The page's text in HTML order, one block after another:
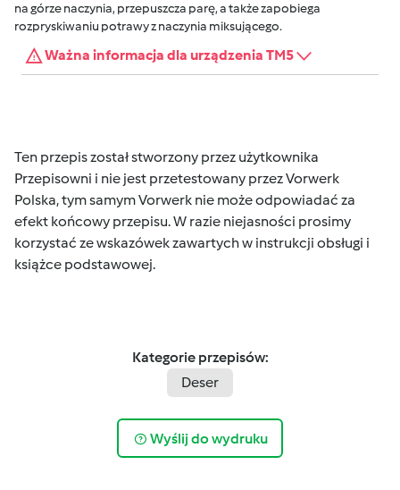
na górze naczynia, przepuszcza parę, a także zapobiega
rozpryskiwaniu potrawy z naczynia miksującego.
Ważna informacja dla urządzenia TM5
Ten przepis został stworzony przez użytkownika
Przepisowni i nie jest przetestowany przez Vorwerk
Polska, tym samym Vorwerk nie może odpowiadać za
efekt końcowy przepisu. W razie niejasności prosimy
korzystać ze wskazówek zawartych w instrukcji obsługi i
książce podstawowej.
Kategorie przepisów:
Deser
Wyślij do wydruku